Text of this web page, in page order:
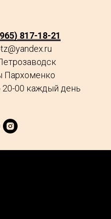
817-18-21
Пархоменко
00 каждый день